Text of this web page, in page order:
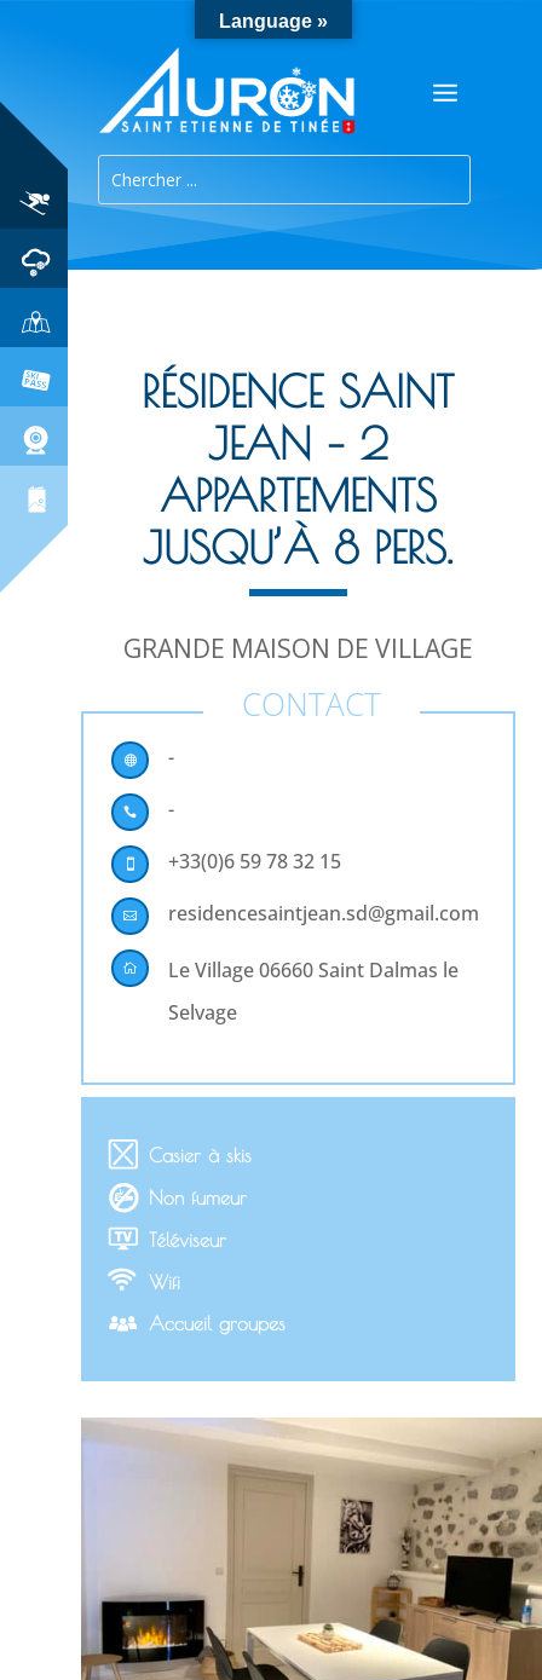
RÉSIDENCE SAINT
JEAN – 2
APPARTEMENTS
JUSQU’À 8 PERS.
GRANDE MAISON DE VILLAGE
CONTACT
 -
 -
 +33(0)6 59 78 32 15
 residencesaintjean.sd@gmail.com

Le Village 06660 Saint Dalmas le
Selvage
Casier à skis
Non fumeur
Téléviseur
Wifi
Accueil groupes
Language »